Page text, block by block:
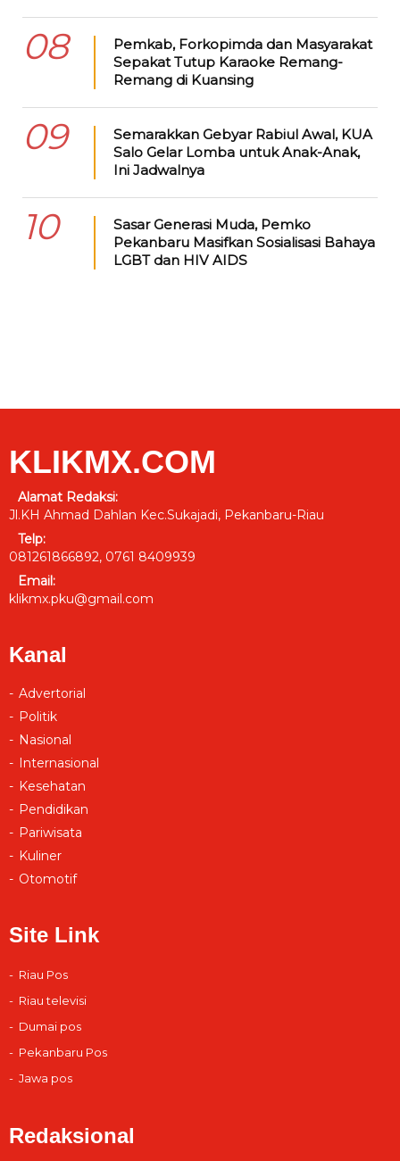
08
Pemkab, Forkopimda dan Masyarakat
Sepakat Tutup Karaoke Remang-
Remang di Kuansing
09
Semarakkan Gebyar Rabiul Awal, KUA
Salo Gelar Lomba untuk Anak-Anak,
Ini Jadwalnya
10
Sasar Generasi Muda, Pemko
Pekanbaru Masifkan Sosialisasi Bahaya
LGBT dan HIV AIDS
KLIKMX.COM
Alamat Redaksi:
Jl.KH Ahmad Dahlan Kec.Sukajadi, Pekanbaru-Riau
Telp:
081261866892, 0761 8409939
Email:
klikmx.pku@gmail.com
Kanal
Advertorial
Politik
Nasional
Internasional
Kesehatan
Pendidikan
Pariwisata
Kuliner
Otomotif
Site Link
Riau Pos
Riau televisi
Dumai pos
Pekanbaru Pos
Jawa pos
Redaksional